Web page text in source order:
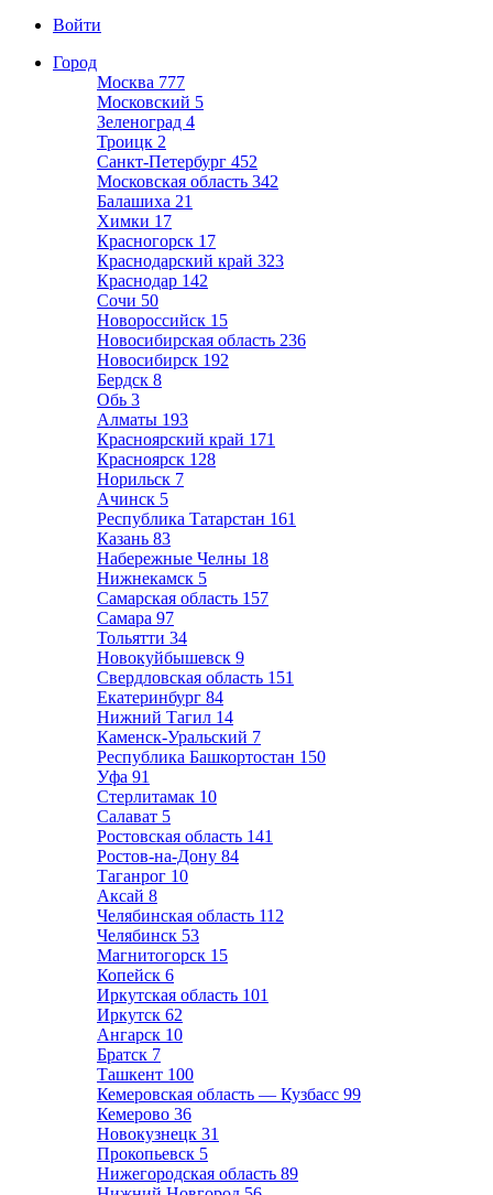
Войти
Город
Москва 777
Московский 5
Зеленоград 4
Троицк 2
Санкт-Петербург 452
Московская область 342
Балашиха 21
Химки 17
Красногорск 17
Краснодарский край 323
Краснодар 142
Сочи 50
Новороссийск 15
Новосибирская область 236
Новосибирск 192
Бердск 8
Обь 3
Алматы 193
Красноярский край 171
Красноярск 128
Норильск 7
Ачинск 5
Республика Татарстан 161
Казань 83
Набережные Челны 18
Нижнекамск 5
Самарская область 157
Самара 97
Тольятти 34
Новокуйбышевск 9
Свердловская область 151
Екатеринбург 84
Нижний Тагил 14
Каменск-Уральский 7
Республика Башкортостан 150
Уфа 91
Стерлитамак 10
Салават 5
Ростовская область 141
Ростов-на-Дону 84
Таганрог 10
Аксай 8
Челябинская область 112
Челябинск 53
Магнитогорск 15
Копейск 6
Иркутская область 101
Иркутск 62
Ангарск 10
Братск 7
Ташкент 100
Кемеровская область — Кузбасс 99
Кемерово 36
Новокузнецк 31
Прокопьевск 5
Нижегородская область 89